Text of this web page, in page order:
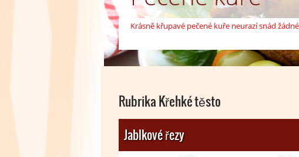
Krásně křupavé pečené kuře neurazí snád
V kuchařce najdete široké spektrum jak
Rubrika Křehké těsto
Jablkové řezy